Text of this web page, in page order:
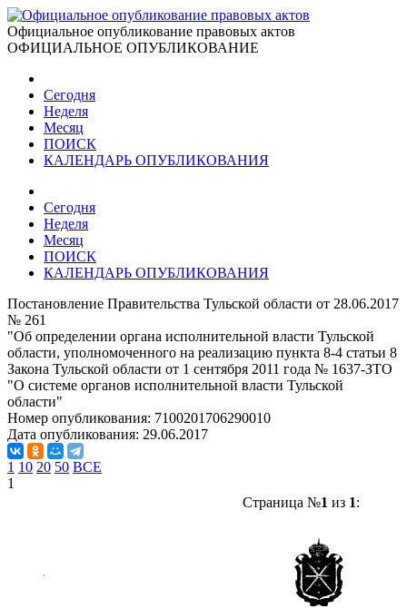
Официальное опубликование правовых актов
ОФИЦИАЛЬНОЕ ОПУБЛИКОВАНИЕ
Сегодня
Неделя
Месяц
ПОИСК
КАЛЕНДАРЬ ОПУБЛИКОВАНИЯ
Сегодня
Неделя
Месяц
ПОИСК
КАЛЕНДАРЬ ОПУБЛИКОВАНИЯ
Постановление Правительства Тульской области от 28.06.2017
№ 261
"Об определении органа исполнительной власти Тульской
области, уполномоченного на реализацию пункта 8-4 статьи 8
Закона Тульской области от 1 сентября 2011 года № 1637-ЗТО
"О системе органов исполнительной власти Тульской
области"
Номер опубликования: 7100201706290010
Дата опубликования: 29.06.2017
1 10 20 50 ВСЕ
1
Страница №1 из 1: